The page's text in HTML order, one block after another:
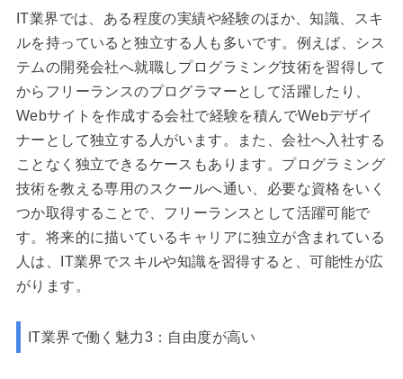
IT業界では、ある程度の実績や経験のほか、知識、スキ
ルを持っていると独立する人も多いです。例えば、シス
テムの開発会社へ就職しプログラミング技術を習得して
からフリーランスのプログラマーとして活躍したり、
Webサイトを作成する会社で経験を積んでWebデザイ
ナーとして独立する人がいます。また、会社へ入社する
ことなく独立できるケースもあります。プログラミング
技術を教える専用のスクールへ通い、必要な資格をいく
つか取得することで、フリーランスとして活躍可能で
す。将来的に描いているキャリアに独立が含まれている
人は、IT業界でスキルや知識を習得すると、可能性が広
がります。
IT業界で働く魅力3：自由度が高い